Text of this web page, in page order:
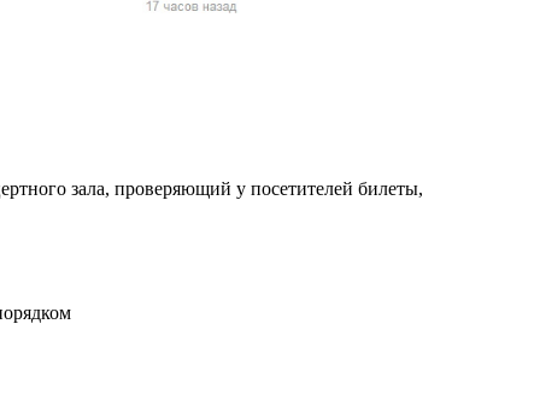
женщин и
страны),зала, проверяющий у посетителей билеты,